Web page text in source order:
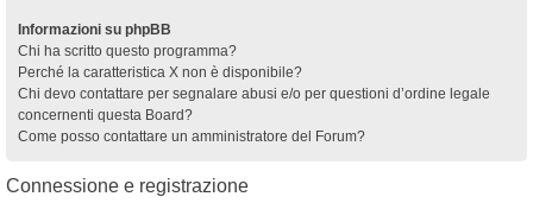
Informazioni su phpBB
Chi ha scritto questo programma?
Perché la caratteristica X non è disponibile?
Chi devo contattare per segnalare abusi e/o per questioni d’ordine legale
concernenti questa Board?
Come posso contattare un amministratore del Forum?
Connessione e registrazione